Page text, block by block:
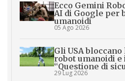
Ecco Gemini
AI di Google per
umanoidi
05 Ago 2026
Gli USA
robot umanoidi e
“Questione di
29 Lug 2026